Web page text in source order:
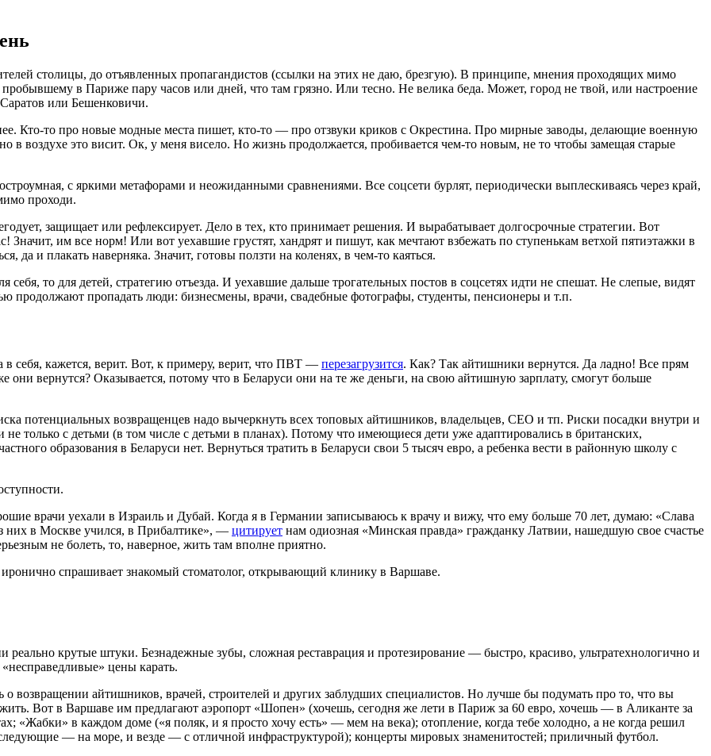
столицы, до отъявленных пропагандистов (ссылки на этих не даю, брезгую). В принципе, мнения проходящих мимо
в Париже пару часов или дней, что там грязно. Или тесно. Не велика беда. Может, город не твой, или настроение
или Бешенковичи.
то про новые модные места пишет, кто-то — про отзвуки криков с Окрестина. Про мирные заводы, делающие военную
в воздухе это висит. Ок, у меня висело. Но жизнь продолжается, пробивается чем-то новым, не то чтобы замещая старые
с яркими метафорами и неожиданными сравнениями. Все соцсети бурлят, периодически выплескиваясь через край,
проходи.
защищает или рефлексирует. Дело в тех, кто принимает решения. И вырабатывает долгосрочные стратегии. Вот
им все норм! Или вот уехавшие грустят, хандрят и пишут, как мечтают взбежать по ступенькам ветхой пятиэтажки в
и плакать наверняка. Значит, готовы ползти на коленях, в чем-то каяться.
то для детей, стратегию отъезда. И уехавшие дальше трогательных постов в соцсетях идти не спешат. Не слепые, видят
продолжают пропадать люди: бизнесмены, врачи, свадебные фотографы, студенты, пенсионеры и т.п.
себя, кажется, верит. Вот, к примеру, верит, что ПВТ — перезагрузится. Как? Так айтишники вернутся. Да ладно! Все прям
вернутся? Оказывается, потому что в Беларуси они на те же деньги, на свою айтишную зарплату, смогут больше
потенциальных возвращенцев надо вычеркнуть всех топовых айтишников, владельцев, CEO и тп. Риски посадки внутри и
только с детьми (в том числе с детьми в планах). Потому что имеющиеся дети уже адаптировались в британских,
образования в Беларуси нет. Вернуться тратить в Беларуси свои 5 тысяч евро, а ребенка вести в районную школу с
врачи уехали в Израиль и Дубай. Когда я в Германии записываюсь к врачу и вижу, что ему больше 70 лет, думаю: «Слава
них в Москве учился, в Прибалтике», — цитирует нам одиозная «Минская правда» гражданку Латвии, нашедшую свое счастье
не болеть, то, наверное, жить там вполне приятно.
спрашивает знакомый стоматолог, открывающий клинику в Варшаве.
крутые штуки. Безнадежные зубы, сложная реставрация и протезирование — быстро, красиво, ультратехнологично и
цены карать.
возвращении айтишников, врачей, строителей и других заблудших специалистов. Но лучше бы подумать про то, что вы
Вот в Варшаве им предлагают аэропорт «Шопен» (хочешь, сегодня же лети в Париж за 60 евро, хочешь — в Аликанте за
«Жабки» в каждом доме («я поляк, и я просто хочу есть» — мем на века); отопление, когда тебе холодно, а не когда решил
— на море, и везде — с отличной инфраструктурой); концерты мировых знаменитостей; приличный футбол.